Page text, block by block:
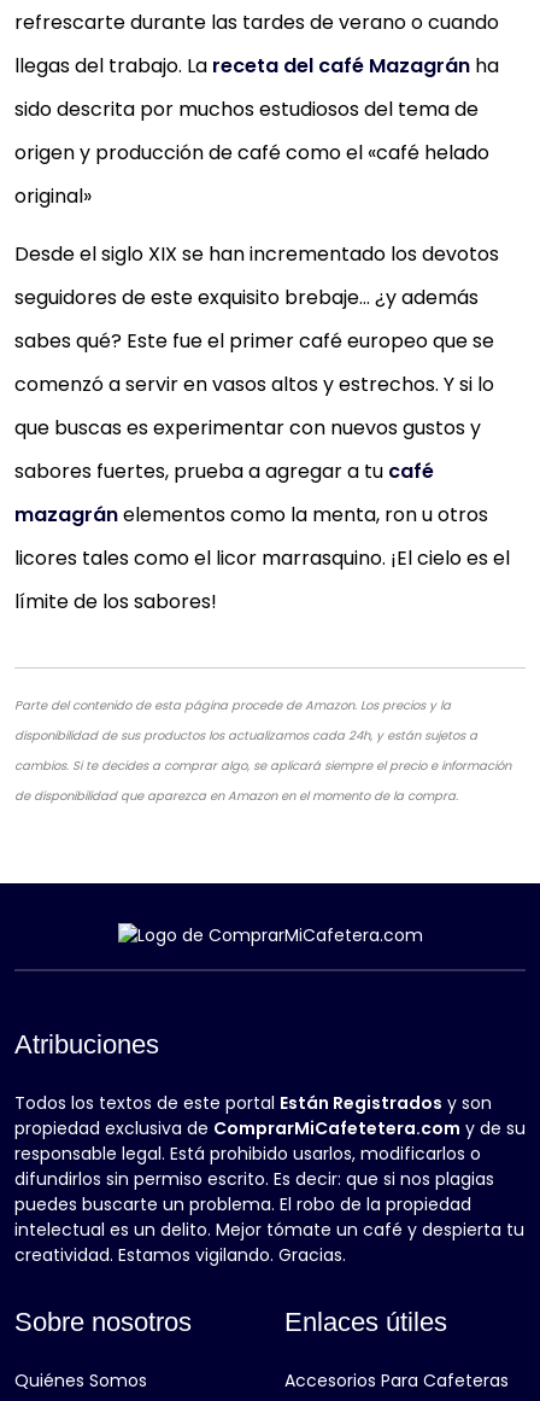
refrescarte durante las tardes de verano o cuando
llegas del trabajo. La receta del café Mazagrán ha
sido descrita por muchos estudiosos del tema de
origen y producción de café como el «café helado
original»
Desde el siglo XIX se han incrementado los devotos
seguidores de este exquisito brebaje… ¿y además
sabes qué? Este fue el primer café europeo que se
comenzó a servir en vasos altos y estrechos. Y si lo
que buscas es experimentar con nuevos gustos y
sabores fuertes, prueba a agregar a tu café
mazagránelementos como la menta, ron u otros
licores tales como el licor marrasquino. ¡El cielo es el
límite de los sabores!
Parte del contenido de esta página procede de Amazon. Los precios y la
disponibilidad de sus productos los actualizamos cada 24h, y están sujetos a
cambios. Si te decides a comprar algo, se aplicará siempre el precio e información
de disponibilidad que aparezca en Amazon en el momento de la compra.
Atribuciones
Todos los textos de este portal Están Registrados y son
propiedad exclusiva de ComprarMiCafetetera.com y de su
responsable legal. Está prohibido usarlos, modificarlos o
difundirlos sin permiso escrito. Es decir: que si nos plagias
puedes buscarte un problema. El robo de la propiedad
intelectual es un delito. Mejor tómate un café y despierta tu
creatividad. Estamos vigilando. Gracias.
Sobre nosotros
Quiénes Somos
Enlaces útiles
Accesorios Para Cafeteras